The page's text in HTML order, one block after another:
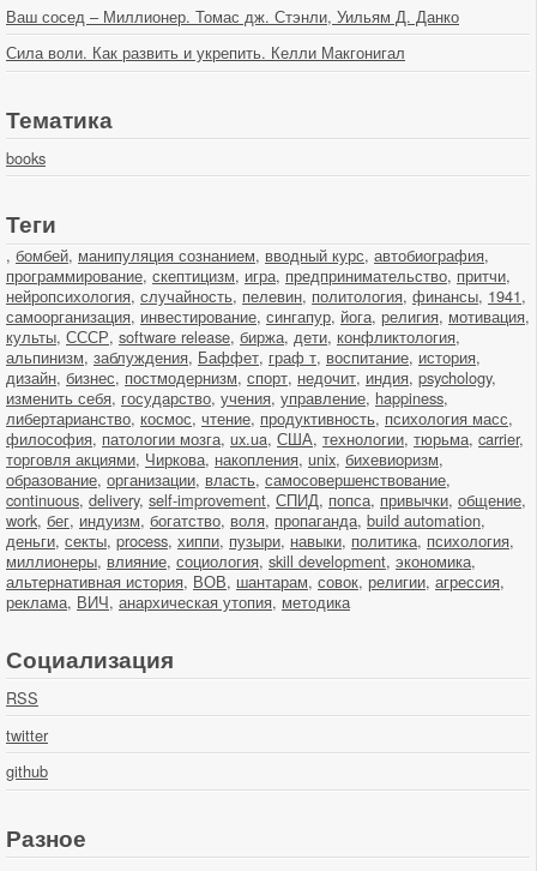
Ваш сосед – Миллионер. Томас дж. Стэнли, Уильям Д. Данко
Сила воли. Как развить и укрепить. Келли Макгонигал
Тематика
books
Теги
, бомбей, манипуляция сознанием, вводный курс, автобиография,
программирование, скептицизм, игра, предпринимательство, притчи,
нейропсихология, случайность, пелевин, политология, финансы, 1941,
самоорганизация, инвестирование, сингапур, йога, религия, мотивация,
культы, СССР, software release, биржа, дети, конфликтология,
альпинизм, заблуждения, Баффет, граф т, воспитание, история,
дизайн, бизнес, постмодернизм, спорт, недочит, индия, psychology,
изменить себя, государство, учения, управление, happiness,
либертарианство, космос, чтение, продуктивность, психология масс,
философия, патологии мозга, ux.ua, США, технологии, тюрьма, carrier,
торговля акциями, Чиркова, накопления, unix, бихевиоризм,
образование, организации, власть, самосовершенствование,
continuous, delivery, self-improvement, СПИД, попса, привычки, общение,
work, бег, индуизм, богатство, воля, пропаганда, build automation,
деньги, секты, process, хиппи, пузыри, навыки, политика, психология,
миллионеры, влияние, социология, skill development, экономика,
альтернативная история, ВОВ, шантарам, совок, религии, агрессия,
реклама, ВИЧ, анархическая утопия, методика
Социализация
RSS
twitter
github
Разное